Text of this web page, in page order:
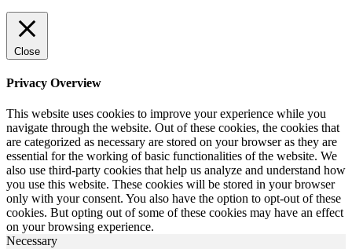
Close
Privacy Overview
This website uses cookies to improve your experience while you
navigate through the website. Out of these cookies, the cookies that
are categorized as necessary are stored on your browser as they are
essential for the working of basic functionalities of the website. We
also use third-party cookies that help us analyze and understand how
you use this website. These cookies will be stored in your browser
only with your consent. You also have the option to opt-out of these
cookies. But opting out of some of these cookies may have an effect
on your browsing experience.
Necessary